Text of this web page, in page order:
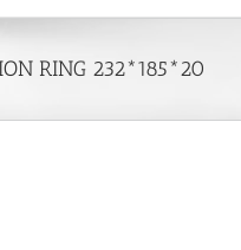
RING 232*185*20